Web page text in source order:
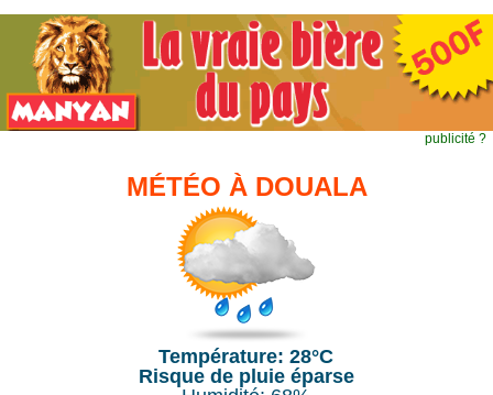
publicité ?
MÉTÉO À DOUALA
Température: 28°C
Risque de pluie éparse